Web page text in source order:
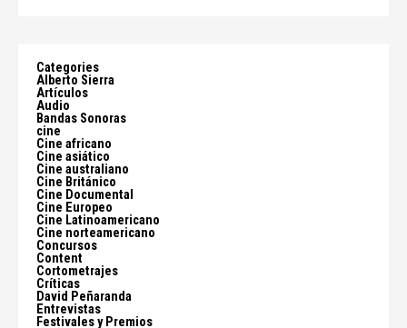
Categories
Alberto Sierra
Artículos
Audio
Bandas Sonoras
cine
Cine africano
Cine asiático
Cine australiano
Cine Británico
Cine Documental
Cine Europeo
Cine Latinoamericano
Cine norteamericano
Concursos
Content
Cortometrajes
Críticas
David Peñaranda
Entrevistas
Festivales y Premios